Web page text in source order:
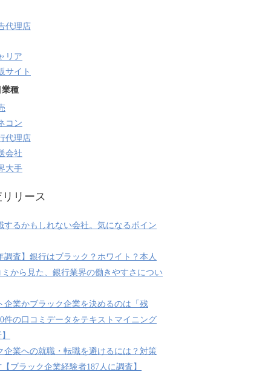
代理店
リア
サイト
業種
コン
代理店
会社
大手
リース
するかもしれない会社。気になるポイン
調査】銀行はブラック？ホワイト？本人
から見た、銀行業界の働きやすさについ
企業かブラック企業を決めるのは「残
件の口コミデータをテキストマイニング
企業への就職・転職を避けるには？対策
ブラック企業経験者187人に調査】